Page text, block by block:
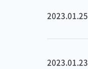
2023.01.25
2023.01.23